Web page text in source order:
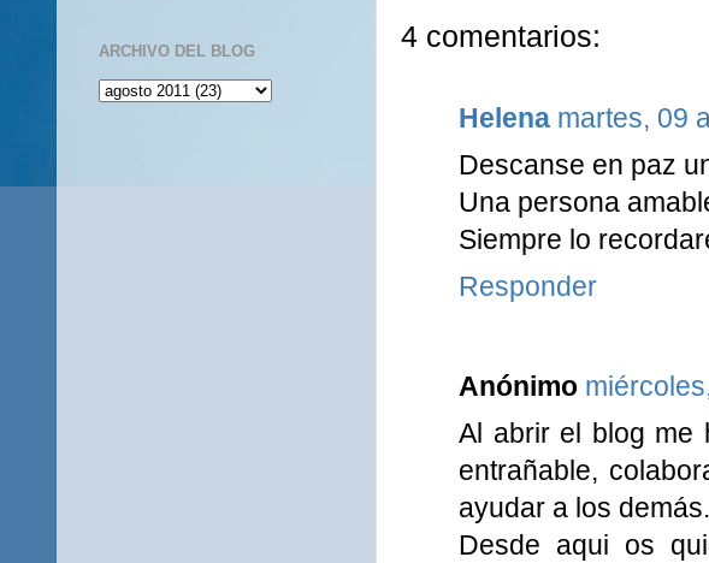
4 comentarios:
Helena martes, 09
Descanse en paz
Una persona
Siempre lo
Responder
Anónimo
Al abrir el blog me
entrañable,
ayudar a los demás.
Desde aqui os
ARCHIVO DEL BLOG